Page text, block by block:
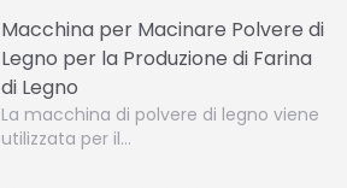
Macchina per Macinare Polvere di
Legno per la Produzione di Farina
di Legno
La macchina di polvere di legno viene
utilizzata per il…